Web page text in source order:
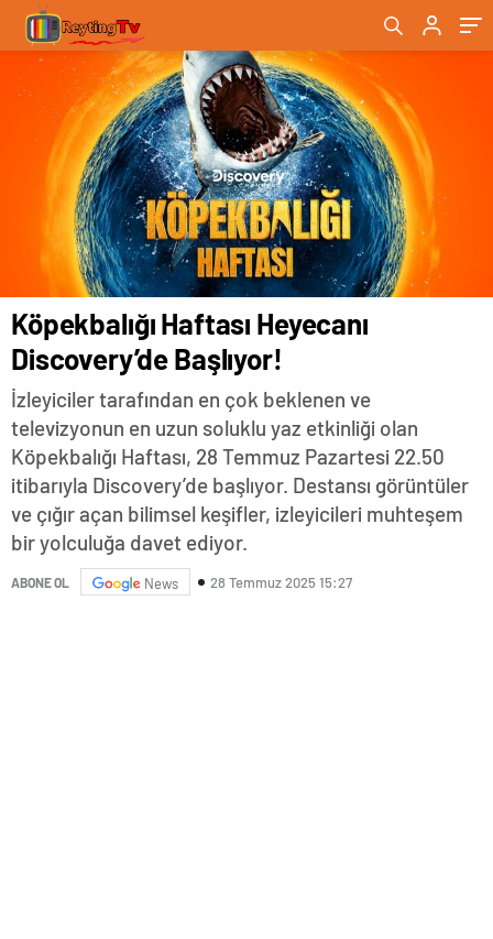
Köpekbalığı Haftası Heyecanı
Discovery’de Başlıyor!
İzleyiciler tarafından en çok beklenen ve
televizyonun en uzun soluklu yaz etkinliği olan
Köpekbalığı Haftası, 28 Temmuz Pazartesi 22.50
itibarıyla Discovery’de başlıyor. Destansı görüntüler
ve çığır açan bilimsel keşifler, izleyicileri muhteşem
bir yolculuğa davet ediyor.
ABONE OL News 28 Temmuz 2025 15:27